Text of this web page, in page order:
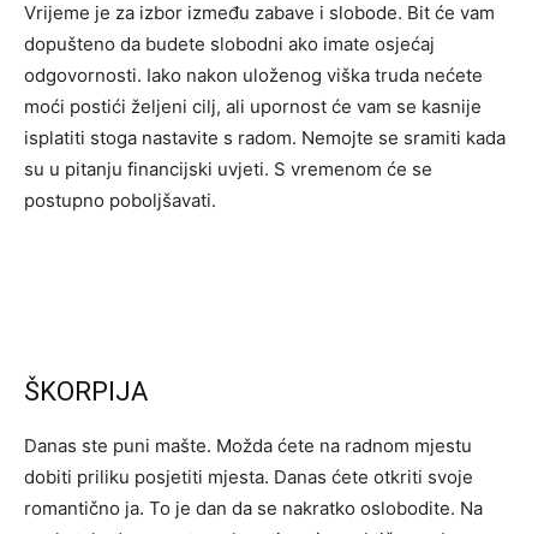
Vrijeme je za izbor između zabave i slobode. Bit će vam
dopušteno da budete slobodni ako imate osjećaj
odgovornosti. Iako nakon uloženog viška truda nećete
moći postići željeni cilj, ali upornost će vam se kasnije
isplatiti stoga nastavite s radom. Nemojte se sramiti kada
su u pitanju financijski uvjeti. S vremenom će se
postupno poboljšavati.
ŠKORPIJA
Danas ste puni mašte. Možda ćete na radnom mjestu
dobiti priliku posjetiti mjesta. Danas ćete otkriti svoje
romantično ja. To je dan da se nakratko oslobodite. Na